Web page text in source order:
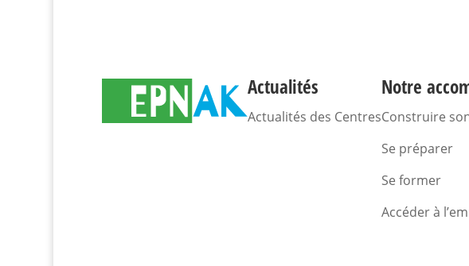
Actualités
Actualités des Centres
Notre
Construire
Se préparer
Se former
Accéder à